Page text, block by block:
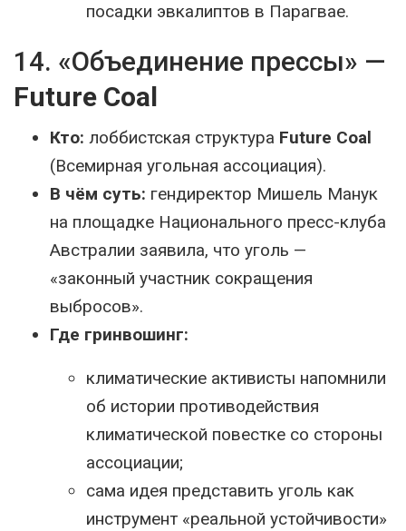
посадки эвкалиптов в Парагвае.
14. «Объединение прессы» —
Future Coal
Кто: лоббистская структура Future Coal
(Всемирная угольная ассоциация).
В чём суть: гендиректор Мишель Манук
на площадке Национального пресс-клуба
Австралии заявила, что уголь —
«законный участник сокращения
выбросов».
Где гринвошинг:
климатические активисты напомнили
об истории противодействия
климатической повестке со стороны
ассоциации;
сама идея представить уголь как
инструмент «реальной устойчивости»